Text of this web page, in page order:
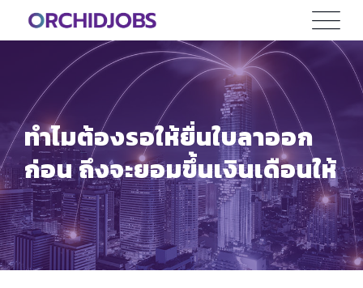
ทำไมต้องรอให้ยื่นใบลาออก
ก่อน ถึงจะยอมขึ้นเงินเดือนให้